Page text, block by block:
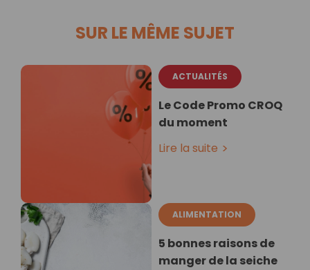
SUR LE MÊME SUJET
ACTUALITÉS
Le Code Promo CROQ
du moment
Lire la suite
ALIMENTATION
5 bonnes raisons de
manger de la seiche